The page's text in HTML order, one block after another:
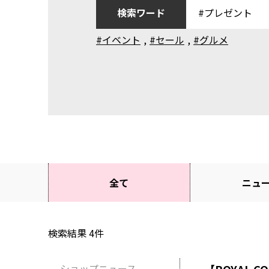
検索ワード
#イベント , #セール , #グルメ
全て ニュ
検索結果4件